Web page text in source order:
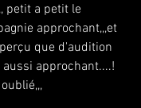
petit a petit le
approchant,,,et
que d'audition
approchant....!